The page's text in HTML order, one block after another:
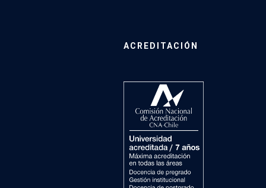
ACREDITACIÓN